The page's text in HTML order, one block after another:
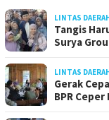
LINTAS
Tangis
Surya
LINTAS
Gerak
BPR